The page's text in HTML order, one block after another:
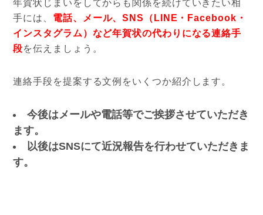
年賀状じまいをしてからも関係を続けていきたい相
手には、 電話、メール、SNS（LINE・Facebook・
インスタグラム）など年賀状の代わりになる連絡手
段を伝えましょう。
連絡手段を提案する文例をいくつか紹介します。
今後はメールや電話等でご挨拶させていただき
ます。
以後はSNSにて近況報告を行わせていただきま
す。